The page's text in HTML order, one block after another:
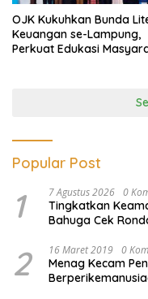
OJK Kukuhkan Bunda
Keuangan se-Lampung,
Perkuat Edukasi
Popular Post
1 7 Agustus 2026 0
Tingkatkan
Bahuga Cek
2 16 Maret 2019 0
Menag Kecam